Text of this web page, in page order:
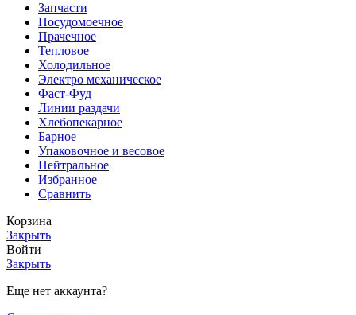
Запчасти
Посудомоечное
Прачечное
Тепловое
Холодильное
Электро механическое
Фаст-Фуд
Линии раздачи
Хлебопекарное
Барное
Упаковочное и весовое
Нейтральное
Избранное
Сравнить
Корзина
Закрыть
Войти
Закрыть
Еще нет аккаунта?